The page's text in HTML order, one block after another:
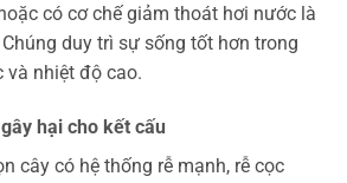
có cơ chế giảm thoát hơi nước là
duy trì sự sống tốt hơn trong
và nhiệt độ cao.
hại cho kết cấu
cây có hệ thống rễ mạnh, rễ cọc